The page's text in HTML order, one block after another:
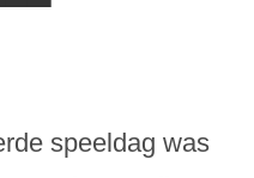
speeldag was